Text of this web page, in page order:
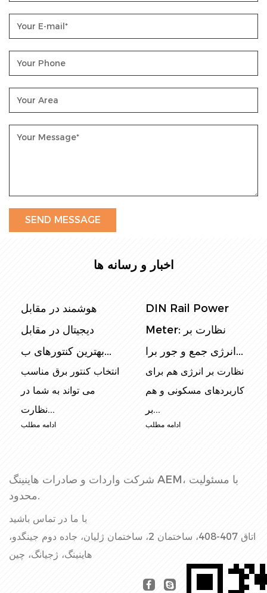
اخبار و رسانه ها
هوشمند در مقابل
دیجیتال در مقابل
بهترین کنتورهای ب...
انتخاب کنتور برق مناسب
می تواند به شما در
نظارت...
ادامه مطلب
DIN Rail Power
Meter: نظارت بر
انرژی جمع و جور برا...
نظارت بر انرژی هم برای
کاربردهای مسکونی و هم
بر...
ادامه مطلب
شرکت واردات و صادرات هاینینگ AEM، با مسئولیت
محدود.
با ما در تماس باشید
اتاق 407-408، ساختمان 2، ساختمان ژلیان، جاده دوم جینگدو،
هاینینگ، ژجیانگ، چین